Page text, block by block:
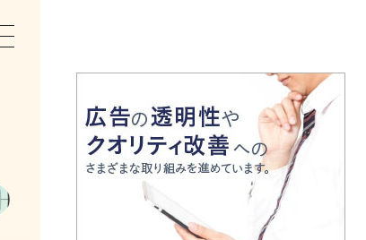
トップ
ユーザーの声